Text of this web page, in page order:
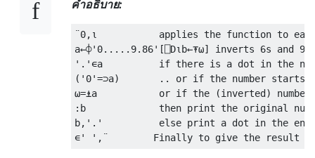
คำอธิบาย:
¨0,⍳           applies the function to each
a←⌽'0.....9.86'[⎕D⍳b←⍕⍵] inverts 6s and
'.'∊a          if there is a dot in the
('0'=⊃a)       .. or if the number starts
⍵=⍎a           or if the (inverted) number
:b             then print the original
b,'.'          else print a dot in the end